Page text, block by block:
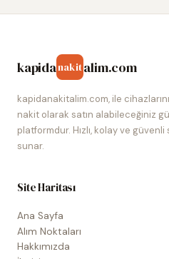
kapidanakitalim.com
kapidanakitalim.com, ile
nakit olarak satın alabileceğiniz
platformdur. Hızlı, kolay ve güvenli
sunar.
Site Haritası
Ana Sayfa
Alım Noktaları
Hakkımızda